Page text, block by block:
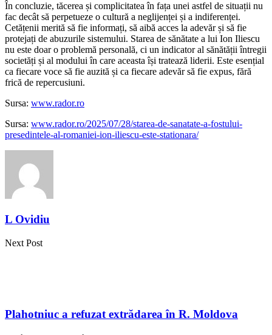
În concluzie, tăcerea și complicitatea în fața unei astfel de situații nu
fac decât să perpetueze o cultură a neglijenței și a indiferenței.
Cetățenii merită să fie informați, să aibă acces la adevăr și să fie
protejați de abuzurile sistemului. Starea de sănătate a lui Ion Iliescu
nu este doar o problemă personală, ci un indicator al sănătății întregii
societăți și al modului în care aceasta își tratează liderii. Este esențial
ca fiecare voce să fie auzită și ca fiecare adevăr să fie expus, fără
frică de repercusiuni.
Sursa: www.rador.ro
Sursa: www.rador.ro/2025/07/28/starea-de-sanatate-a-fostului-
presedintele-al-romaniei-ion-iliescu-este-stationara/
L Ovidiu
Next Post
Plahotniuc a refuzat extrădarea în R. Moldova